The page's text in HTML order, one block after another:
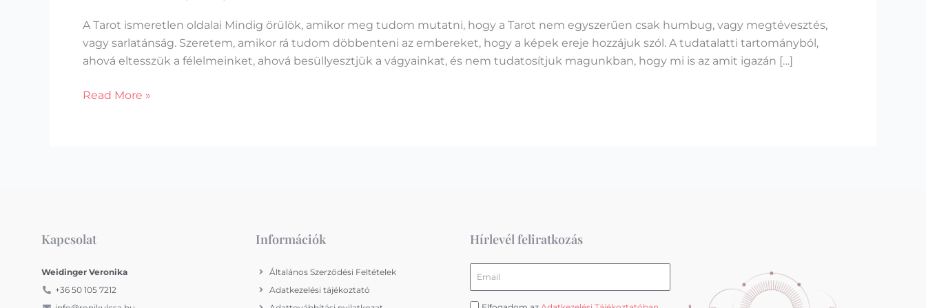
A Tarot ismeretlen oldalai Mindig örülök, amikor meg tudom mutatni, hogy a Tarot nem egyszerűen csak humbug, vagy megtévesztés,
vagy sarlatánság. Szeretem, amikor rá tudom döbbenteni az embereket, hogy a képek ereje hozzájuk szól. A tudatalatti tartományból,
ahová eltesszük a félelmeinket, ahová besüllyesztjük a vágyainkat, és nem tudatosítjuk magunkban, hogy mi is az amit igazán […]
Read More »
Kapcsolat
Weidinger Veronika
+36 50 105 7212
Információk
Általános Szerződési Feltételek
Adatkezelési tájékoztató
Hírlevél feliratkozás
Email